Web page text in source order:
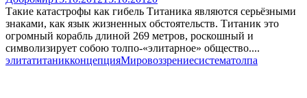
Такие катастрофы как гибель Титаника являются серьёзными
знаками, как язык жизненных обстоятельств. Титаник это
огромный корабль длиной 269 метров, роскошный и
символизирует собою толпо-«элитарное» общество....
элитатитаникконцепцияМировоззрениесистематолпа